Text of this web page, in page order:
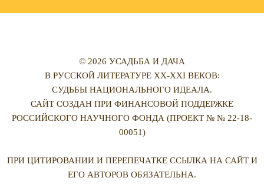
© 2026 УСАДЬБА И ДАЧА
В РУССКОЙ ЛИТЕРАТУРЕ XX-XXI ВЕКОВ:
СУДЬБЫ НАЦИОНАЛЬНОГО ИДЕАЛА.
САЙТ СОЗДАН ПРИ ФИНАНСОВОЙ ПОДДЕРЖКЕ
РОССИЙСКОГО НАУЧНОГО ФОНДА (ПРОЕКТ № № 22-18-
00051)
ПРИ ЦИТИРОВАНИИ И ПЕРЕПЕЧАТКЕ ССЫЛКА НА САЙТ И
ЕГО АВТОРОВ ОБЯЗАТЕЛЬНА.